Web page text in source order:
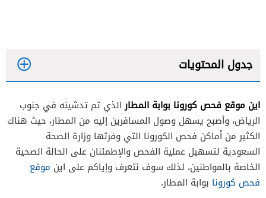
جدول المحتويات
اين موقع فحص كورونا بوابة المطارالذي تم تدشينه في جنوب
الرياض، وأصبح يسهل وصول المسافرين إليه من المطار، حيث هناك
الكثير من أماكن فحص الكورونا التي وفرتها وزارة الصحة
السعودية لتسهيل عملية الفحص والإطمئنان على الحالة الصحية
الخاصة بالمواطنين، لذلك سوف نتعرف وإياكم على اين موقع
فحص كورونا بوابة المطار.